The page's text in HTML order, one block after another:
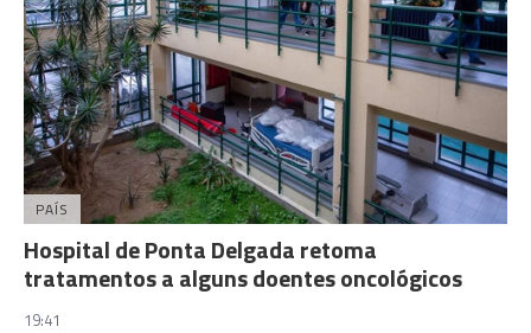
PAÍS
Hospital de Ponta Delgada retoma
tratamentos a alguns doentes oncológicos
19:41